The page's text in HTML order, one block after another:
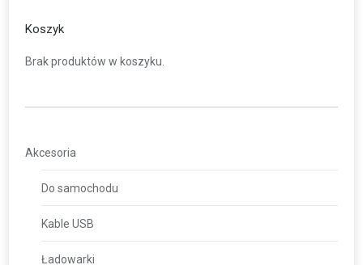
Koszyk
Brak produktów w koszyku.
Akcesoria
Do samochodu
Kable USB
Ładowarki